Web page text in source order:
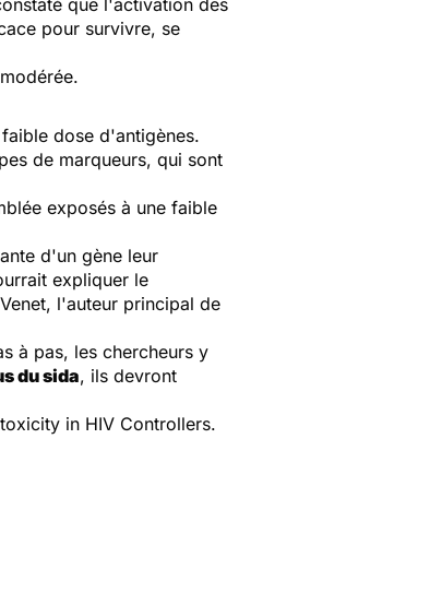
que l'activation des
pour survivre, se
dose d'antigènes.
de marqueurs, qui sont
exposés à une faible
d'un gène leur
expliquer le
l'auteur principal de
à pas, les chercheurs y
du sida, ils devront
in HIV Controllers.